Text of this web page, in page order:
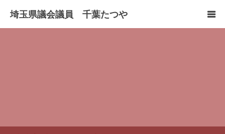
活動報告